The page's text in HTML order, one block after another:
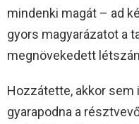
mindenki magát – ad
gyors magyarázatot a
megnövekedett
Hozzátette, akkor sem
gyarapodna a